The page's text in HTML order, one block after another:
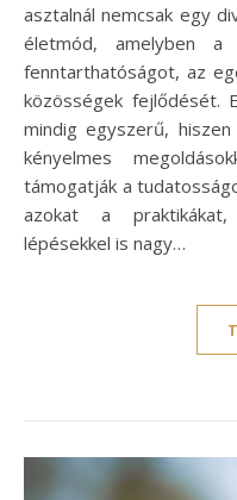
asztalnál nemcsak egy
életmód, amelyben a
fenntarthatóságot, az
közösségek fejlődését.
mindig egyszerű,
kényelmes
támogatják a
azokat a
lépésekkel is nagy…